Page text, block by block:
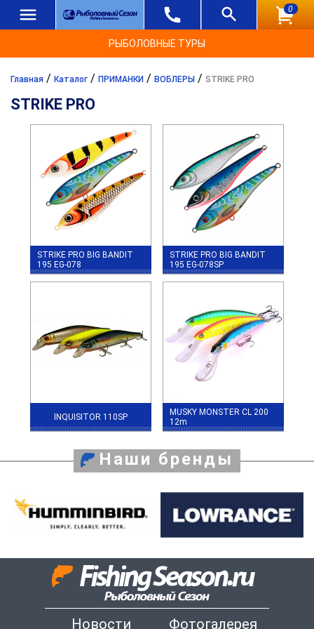
0
РЫБОЛОВНЫЕ ТУРЫ
Главная / Каталог / ПРИМАНКИ / ВОБЛЕРЫ / STRIKE PRO
STRIKE PRO
STRIKE PRO BIG BANDIT
195 EG-078
STRIKE PRO BIG BANDIT
195 EG-078SP
INQUISITOR 110SP
MUSKY MONSTER CL 200
12m
Наши бренды
Новости Фотогалерея